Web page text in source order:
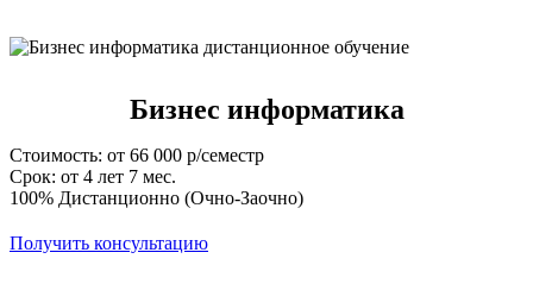
Бизнес информатика
Стоимость: от 66 000 р/семестр
Срок: от 4 лет 7 мес.
100% Дистанционно (Очно-Заочно)
Получить консультацию